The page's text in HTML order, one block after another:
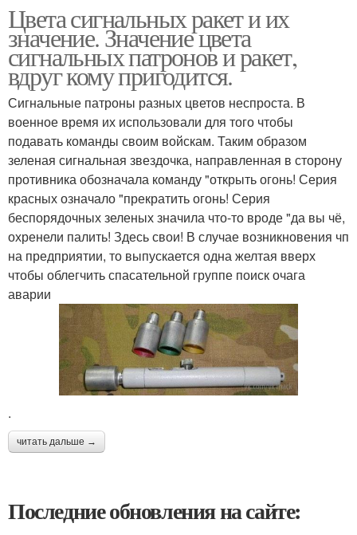
Сигнальный патрон
Цвета сигнальных ракет и их
значение. Значение цвета
сигнальных патронов и ракет,
вдруг кому пригодится.
Сигнальные патроны разных цветов неспроста. В
военное время их использовали для того чтобы
подавать команды своим войскам. Таким образом
зеленая сигнальная звездочка, направленная в сторону
противника обозначала команду "открыть огонь! Серия
красных означало "прекратить огонь! Серия
беспорядочных зеленых значила что-то вроде "да вы чё,
охренели палить! Здесь свои! В случае возникновения чп
на предприятии, то выпускается одна желтая вверх
чтобы облегчить спасательной группе поиск очага
аварии
.
читать дальше →
Последние обновления на сайте: